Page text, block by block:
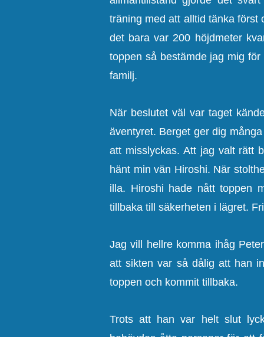
träning med att alltid tänka först
det bara var 200 höjdmeter
toppen så bestämde jag mig
familj.
När beslutet väl var taget
äventyret. Berget ger dig
att misslyckas. Att jag valt rätt
hänt min vän Hiroshi. När
illa. Hiroshi hade nått toppen
tillbaka till säkerheten i lägret.
Jag vill hellre komma ihåg
att sikten var så dålig att han
toppen och kommit tillbaka.
Trots att han var helt slut